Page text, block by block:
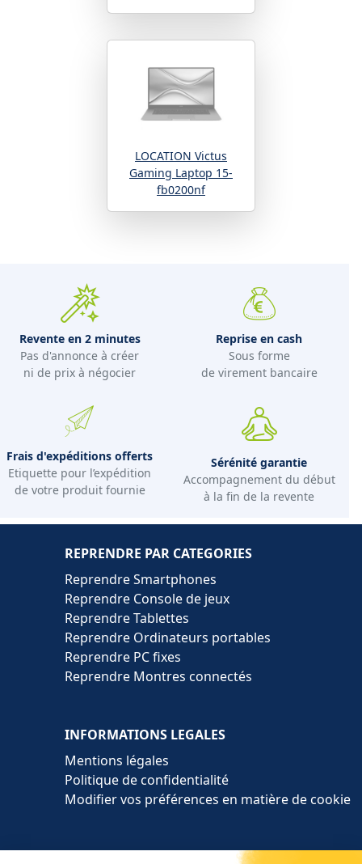
LOCATION Victus
Gaming Laptop 15-
fb0200nf
Revente en 2 minutes
Pas d'annonce à créer
ni de prix à négocier
Reprise en cash
Sous forme
de virement bancaire
Frais d'expéditions offerts
Etiquette pour l’expédition
de votre produit fournie
Sérénité garantie
Accompagnement du début
à la fin de la revente
REPRENDRE PAR CATEGORIES
Reprendre Smartphones
Reprendre Console de jeux
Reprendre Tablettes
Reprendre Ordinateurs portables
Reprendre PC fixes
Reprendre Montres connectés
INFORMATIONS LEGALES
Mentions légales
Politique de confidentialité
Modifier vos préférences en matière de cookie